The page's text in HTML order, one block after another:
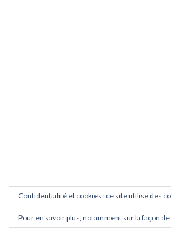
Confidentialité et cookies : ce site utilise des
Pour en savoir plus, notamment sur la façon